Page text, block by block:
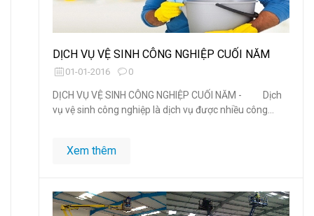
DỊCH VỤ VỆ SINH CÔNG NGHIỆP CUỐI NĂM
01-01-2016 0
DỊCH VỤ VỆ SINH CÔNG NGHIỆP CUỐI NĂM - Dịch
vụ vệ sinh công nghiệp là dịch vụ được nhiều công...
Xem thêm